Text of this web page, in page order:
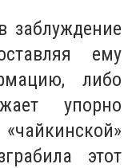
заблуждение
ему
либо
упорно
этот